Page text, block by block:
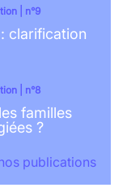
| n°9
clarification
| n°8
familles
?
publications